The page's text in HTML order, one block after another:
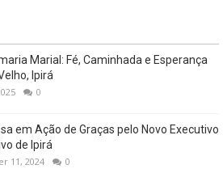
Marial: Fé, Caminhada e Esperança
Ipirá
0
em Ação de Graças pelo Novo Executivo
de Ipirá
11, 2024 0